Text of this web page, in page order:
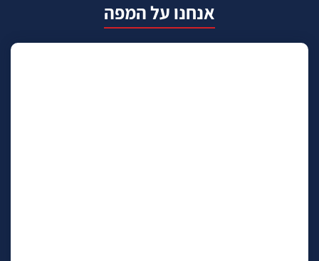
אנחנו על המפה